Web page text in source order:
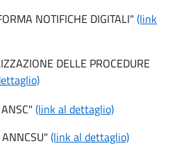
NOTIFICHE DIGITALI" (link
DELLE PROCEDURE
(link al dettaglio)
(link al dettaglio)